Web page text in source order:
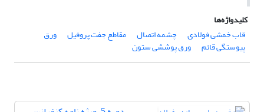
کلیدواژه‌ها
قاب خمشی فولادی
چشمه اتصال مقاطع جفت پروفیل ورق
پیوستگی قائم ورق پوششی ستون